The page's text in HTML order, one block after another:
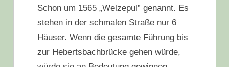
Schon um 1565 „Welzepul” genannt. Es
stehen in der schmalen Straße nur 6
Häuser. Wenn die gesamte Führung bis
zur Hebertsbachbrücke gehen würde,